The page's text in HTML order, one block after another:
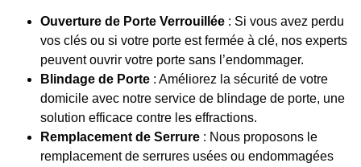
Ouverture de Porte Verrouillée : Si vous avez perdu
vos clés ou si votre porte est fermée à clé, nos experts
peuvent ouvrir votre porte sans l’endommager.
Blindage de Porte : Améliorez la sécurité de votre
domicile avec notre service de blindage de porte, une
solution efficace contre les effractions.
Remplacement de Serrure : Nous proposons le
remplacement de serrures usées ou endommagées